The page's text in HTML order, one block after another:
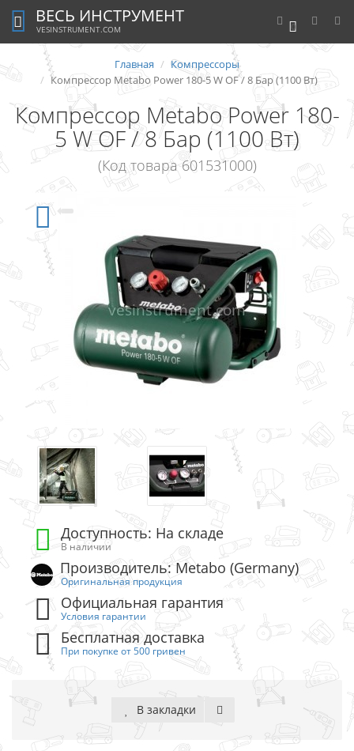
0
ВЕСЬ ИНСТРУМЕНТ
VESINSTRUMENT.COM
Главная
Компрессоры
Компрессор Metabo Power 180-5 W OF / 8 Бар (1100 Вт)
Компрессор Metabo Power 180-
5 W OF / 8 Бар (1100 Вт)
(Код товара 601531000)
Доступность: На складе
В наличии
Производитель: Metabo (Germany)
Оригинальная продукция
Официальная гарантия
Условия гарантии
Бесплатная доставка
При покупке от 500 гривен
В закладки